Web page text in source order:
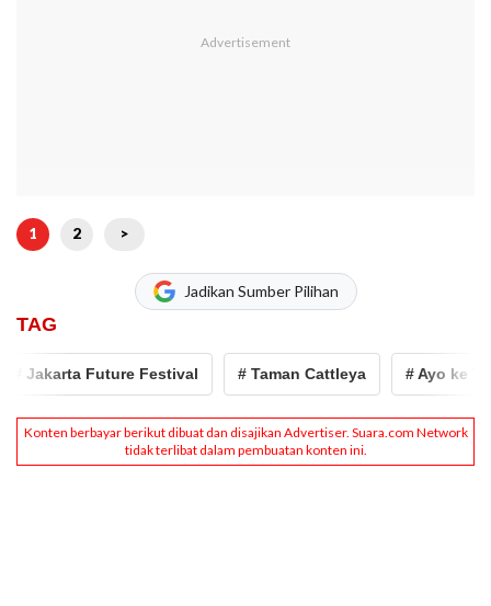
1 2 >
Jadikan Sumber Pilihan
TAG
Future Festival # Taman Cattleya # Ayo ke